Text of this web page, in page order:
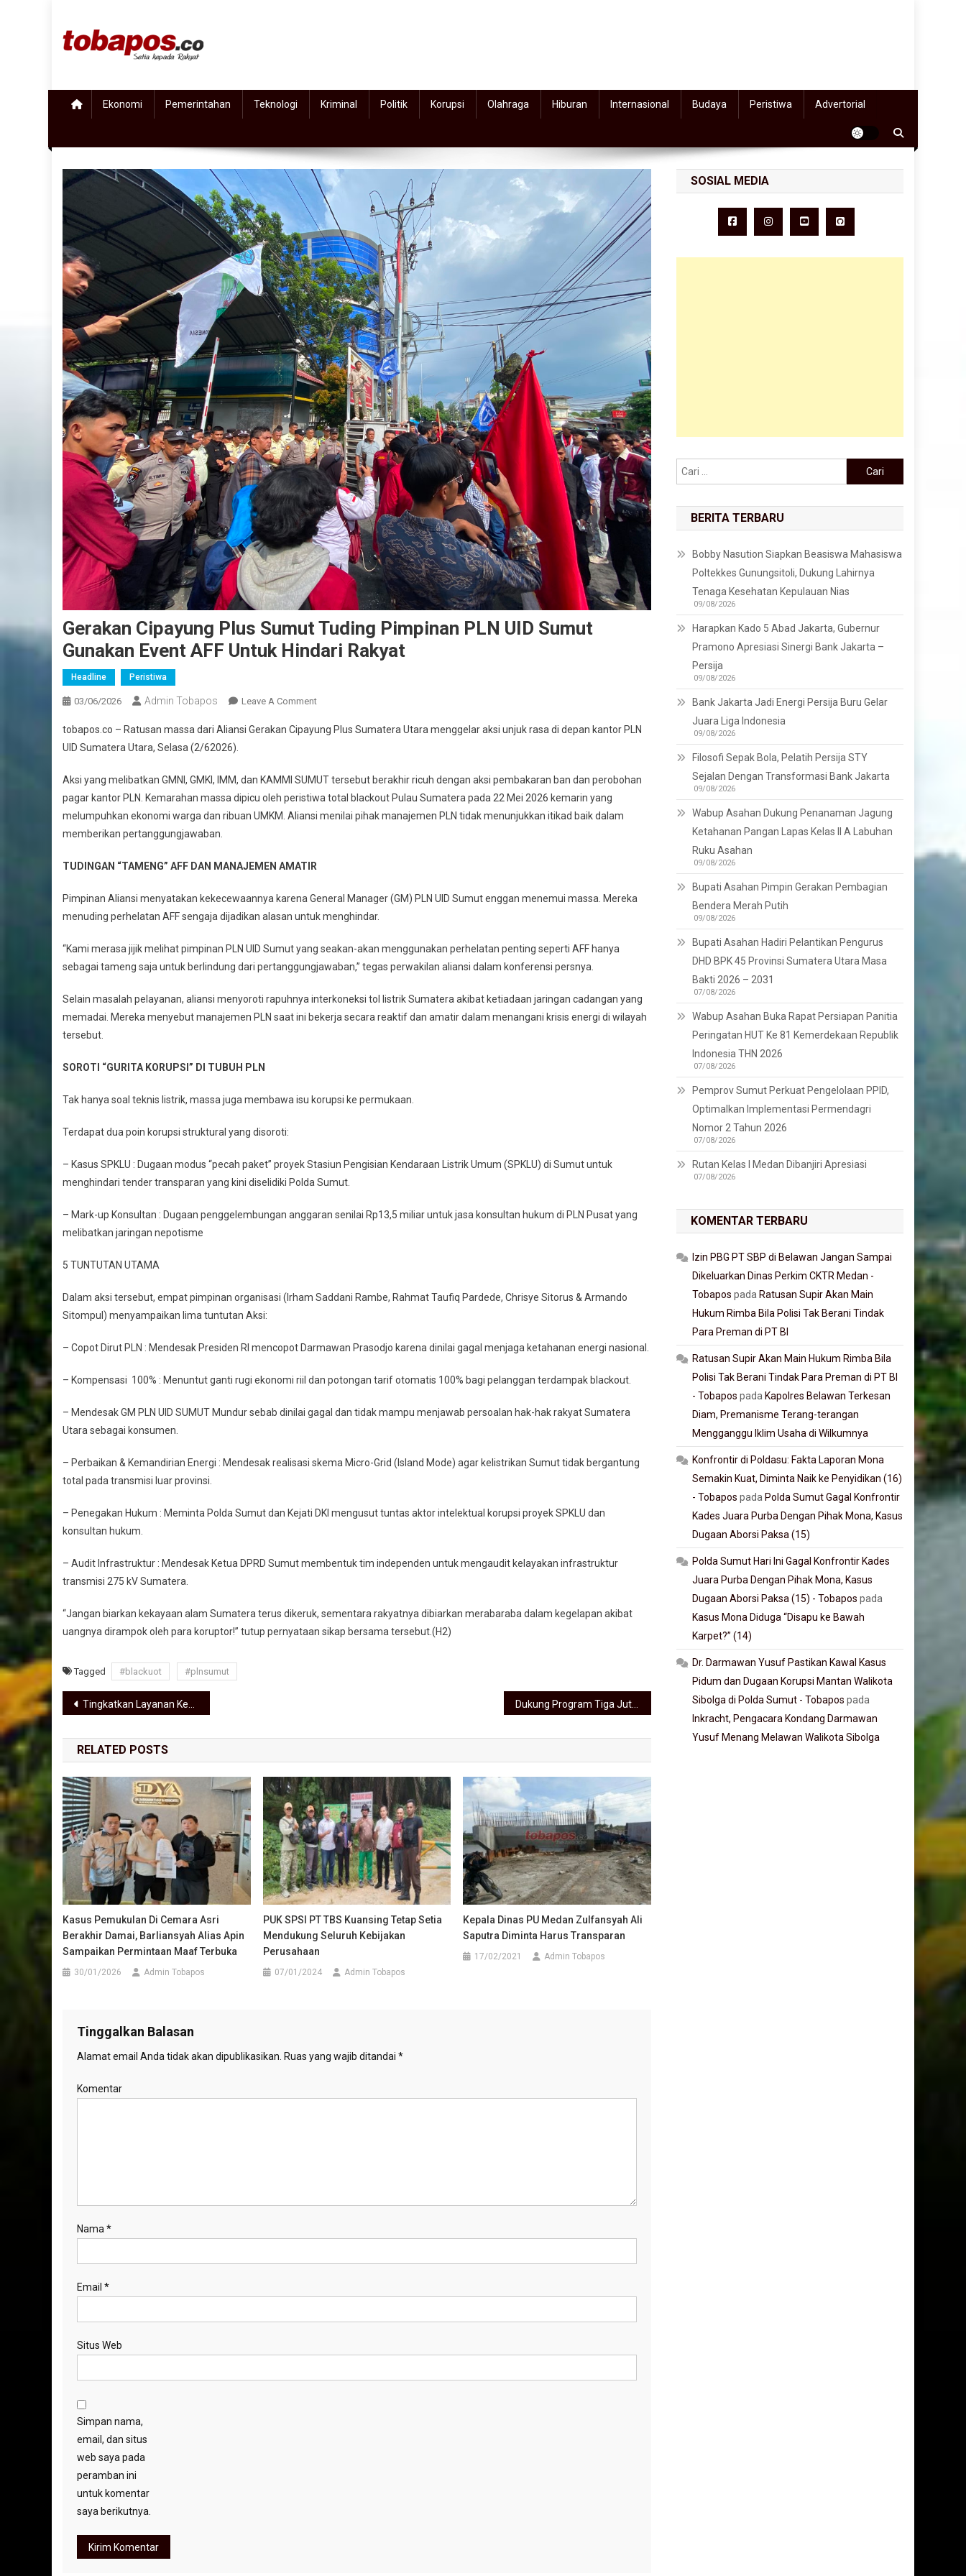
Ekonomi Pemerintahan Teknologi Kriminal Politik Korupsi Olahraga Hiburan Internasional Budaya Peristiwa Advertorial
Gerakan Cipayung Plus Sumut Tuding Pimpinan PLN UID Sumut
Gunakan Event AFF Untuk Hindari Rakyat
Headline Peristiwa
03/06/2026 Admin Tobapos Leave A Comment
tobapos.co – Ratusan massa dari Aliansi Gerakan Cipayung Plus Sumatera Utara menggelar aksi unjuk rasa di depan kantor PLN
UID Sumatera Utara, Selasa (2/62026).
Aksi yang melibatkan GMNI, GMKI, IMM, dan KAMMI SUMUT tersebut berakhir ricuh dengan aksi pembakaran ban dan perobohan
pagar kantor PLN. Kemarahan massa dipicu oleh peristiwa total blackout Pulau Sumatera pada 22 Mei 2026 kemarin yang
melumpuhkan ekonomi warga dan ribuan UMKM. Aliansi menilai pihak manajemen PLN tidak menunjukkan itikad baik dalam
memberikan pertanggungjawaban.
TUDINGAN “TAMENG” AFF DAN MANAJEMEN AMATIR
Pimpinan Aliansi menyatakan kekecewaannya karena General Manager (GM) PLN UID Sumut enggan menemui massa. Mereka
menuding perhelatan AFF sengaja dijadikan alasan untuk menghindar.
“Kami merasa jijik melihat pimpinan PLN UID Sumut yang seakan-akan menggunakan perhelatan penting seperti AFF hanya
sebagai tameng saja untuk berlindung dari pertanggungjawaban,” tegas perwakilan aliansi dalam konferensi persnya.
Selain masalah pelayanan, aliansi menyoroti rapuhnya interkoneksi tol listrik Sumatera akibat ketiadaan jaringan cadangan yang
memadai. Mereka menyebut manajemen PLN saat ini bekerja secara reaktif dan amatir dalam menangani krisis energi di wilayah
tersebut.
SOROTI “GURITA KORUPSI” DI TUBUH PLN
Tak hanya soal teknis listrik, massa juga membawa isu korupsi ke permukaan.
Terdapat dua poin korupsi struktural yang disoroti:
– Kasus SPKLU : Dugaan modus “pecah paket” proyek Stasiun Pengisian Kendaraan Listrik Umum (SPKLU) di Sumut untuk
menghindari tender transparan yang kini diselidiki Polda Sumut.
– Mark-up Konsultan : Dugaan penggelembungan anggaran senilai Rp13,5 miliar untuk jasa konsultan hukum di PLN Pusat yang
melibatkan jaringan nepotisme
5 TUNTUTAN UTAMA
Dalam aksi tersebut, empat pimpinan organisasi (Irham Saddani Rambe, Rahmat Taufiq Pardede, Chrisye Sitorus & Armando
Sitompul) menyampaikan lima tuntutan Aksi:
– Copot Dirut PLN : Mendesak Presiden RI mencopot Darmawan Prasodjo karena dinilai gagal menjaga ketahanan energi nasional.
– Kompensasi 100% : Menuntut ganti rugi ekonomi riil dan potongan tarif otomatis 100% bagi pelanggan terdampak blackout.
– Mendesak GM PLN UID SUMUT Mundur sebab dinilai gagal dan tidak mampu menjawab persoalan hak-hak rakyat Sumatera
Utara sebagai konsumen.
– Perbaikan & Kemandirian Energi : Mendesak realisasi skema Micro-Grid (Island Mode) agar kelistrikan Sumut tidak bergantung
total pada transmisi luar provinsi.
– Penegakan Hukum : Meminta Polda Sumut dan Kejati DKI mengusut tuntas aktor intelektual korupsi proyek SPKLU dan
konsultan hukum.
– Audit Infrastruktur : Mendesak Ketua DPRD Sumut membentuk tim independen untuk mengaudit kelayakan infrastruktur
transmisi 275 kV Sumatera.
“Jangan biarkan kekayaan alam Sumatera terus dikeruk, sementara rakyatnya dibiarkan merabaraba dalam kegelapan akibat
uangnya dirampok oleh para koruptor!” tutup pernyataan sikap bersama tersebut.(H2)
Tagged #blackuot #plnsumut
Navigasi pos
Tingkatkan Layanan Kesehatan Mata, Gubernur Bobby Nasution Gandeng RS Mata Cicendo Dukung Program Tiga Juta Rumah, Bobby Nasution Minta OJK Perkuat Sinergi di Sumut
RELATED POSTS
Kasus Pemukulan Di Cemara Asri
Berakhir Damai, Barliansyah Alias Apin
Sampaikan Permintaan Maaf Terbuka
30/01/2026 Admin Tobapos
PUK SPSI PT TBS Kuansing Tetap Setia
Mendukung Seluruh Kebijakan
Perusahaan
07/01/2024 Admin Tobapos
Kepala Dinas PU Medan Zulfansyah Ali
Saputra Diminta Harus Transparan
17/02/2021 Admin Tobapos
Tinggalkan Balasan
Alamat email Anda tidak akan dipublikasikan. Ruas yang wajib ditandai *
Komentar
Nama *
Email *
Situs Web
Simpan nama,
email, dan situs
web saya pada
peramban ini
untuk komentar
saya berikutnya.
SOSIAL MEDIA
Cari untuk:
BERITA TERBARU
Bobby Nasution Siapkan Beasiswa Mahasiswa
Poltekkes Gunungsitoli, Dukung Lahirnya
Tenaga Kesehatan Kepulauan Nias
09/08/2026
Harapkan Kado 5 Abad Jakarta, Gubernur
Pramono Apresiasi Sinergi Bank Jakarta –
Persija
09/08/2026
Bank Jakarta Jadi Energi Persija Buru Gelar
Juara Liga Indonesia
09/08/2026
Filosofi Sepak Bola, Pelatih Persija STY
Sejalan Dengan Transformasi Bank Jakarta
09/08/2026
Wabup Asahan Dukung Penanaman Jagung
Ketahanan Pangan Lapas Kelas II A Labuhan
Ruku Asahan
09/08/2026
Bupati Asahan Pimpin Gerakan Pembagian
Bendera Merah Putih
09/08/2026
Bupati Asahan Hadiri Pelantikan Pengurus
DHD BPK 45 Provinsi Sumatera Utara Masa
Bakti 2026 – 2031
07/08/2026
Wabup Asahan Buka Rapat Persiapan Panitia
Peringatan HUT Ke 81 Kemerdekaan Republik
Indonesia THN 2026
07/08/2026
Pemprov Sumut Perkuat Pengelolaan PPID,
Optimalkan Implementasi Permendagri
Nomor 2 Tahun 2026
07/08/2026
Rutan Kelas I Medan Dibanjiri Apresiasi
07/08/2026
KOMENTAR TERBARU
Izin PBG PT SBP di Belawan Jangan Sampai
Dikeluarkan Dinas Perkim CKTR Medan -
Tobapos pada Ratusan Supir Akan Main
Hukum Rimba Bila Polisi Tak Berani Tindak
Para Preman di PT BI
Ratusan Supir Akan Main Hukum Rimba Bila
Polisi Tak Berani Tindak Para Preman di PT BI
- Tobapos pada Kapolres Belawan Terkesan
Diam, Premanisme Terang-terangan
Mengganggu Iklim Usaha di Wilkumnya
Konfrontir di Poldasu: Fakta Laporan Mona
Semakin Kuat, Diminta Naik ke Penyidikan (16)
- Tobapos pada Polda Sumut Gagal Konfrontir
Kades Juara Purba Dengan Pihak Mona, Kasus
Dugaan Aborsi Paksa (15)
Polda Sumut Hari Ini Gagal Konfrontir Kades
Juara Purba Dengan Pihak Mona, Kasus
Dugaan Aborsi Paksa (15) - Tobapos pada
Kasus Mona Diduga “Disapu ke Bawah
Karpet?” (14)
Dr. Darmawan Yusuf Pastikan Kawal Kasus
Pidum dan Dugaan Korupsi Mantan Walikota
Sibolga di Polda Sumut - Tobapos pada
Inkracht, Pengacara Kondang Darmawan
Yusuf Menang Melawan Walikota Sibolga